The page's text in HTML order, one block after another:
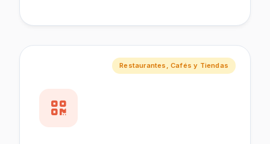
Restaurantes, Cafés y Tiendas